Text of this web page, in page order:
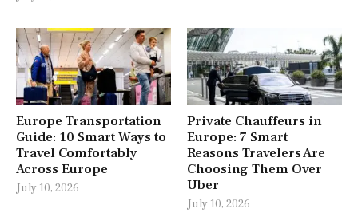
Europe Transportation
Guide: 10 Smart Ways to
Travel Comfortably
Across Europe
July 10, 2026
Private Chauffeurs in
Europe: 7 Smart
Reasons Travelers Are
Choosing Them Over
Uber
July 10, 2026